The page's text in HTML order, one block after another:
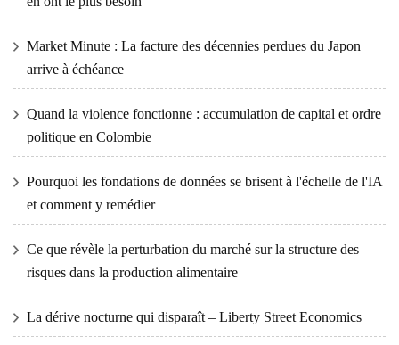
Market Minute : La facture des décennies perdues du Japon
arrive à échéance
Quand la violence fonctionne : accumulation de capital et ordre
politique en Colombie
Pourquoi les fondations de données se brisent à l'échelle de l'IA
et comment y remédier
Ce que révèle la perturbation du marché sur la structure des
risques dans la production alimentaire
La dérive nocturne qui disparaît – Liberty Street Economics